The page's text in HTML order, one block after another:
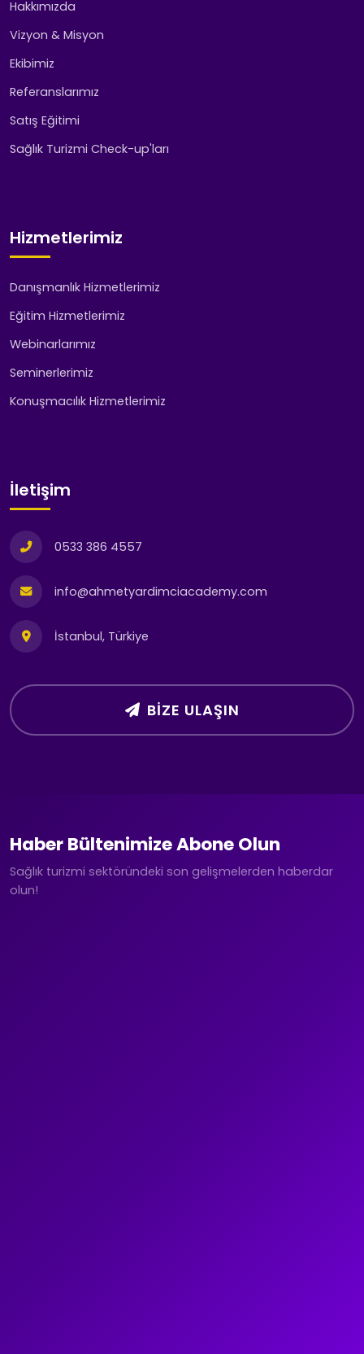
Hakkımızda
Vizyon & Misyon
Ekibimiz
Referanslarımız
Satış Eğitimi
Sağlık Turizmi Check-up'ları
Hizmetlerimiz
Danışmanlık Hizmetlerimiz
Eğitim Hizmetlerimiz
Webinarlarımız
Seminerlerimiz
Konuşmacılık Hizmetlerimiz
İletişim
0533 386 4557
info@ahmetyardimciacademy.com
İstanbul, Türkiye
BIZE ULAŞIN
Haber Bültenimize Abone Olun
Sağlık turizmi sektöründeki son gelişmelerden haberdar
olun!